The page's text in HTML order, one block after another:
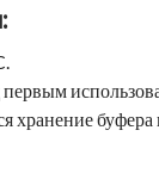
хранение